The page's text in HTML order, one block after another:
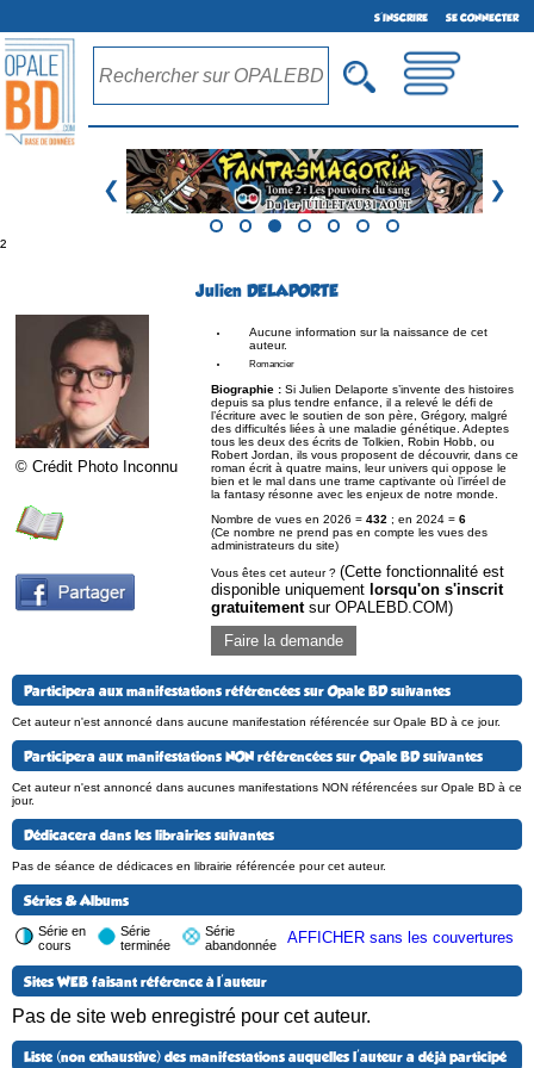
S'INSCRIRE SE CONNECTER
❮ ❯
²
Julien DELAPORTE
© Crédit Photo Inconnu
Aucune information sur la naissance de cet
auteur.
Romancier
Biographie : Si Julien Delaporte s’invente des histoires
depuis sa plus tendre enfance, il a relevé le défi de
l’écriture avec le soutien de son père, Grégory, malgré
des difficultés liées à une maladie génétique. Adeptes
tous les deux des écrits de Tolkien, Robin Hobb, ou
Robert Jordan, ils vous proposent de découvrir, dans ce
roman écrit à quatre mains, leur univers qui oppose le
bien et le mal dans une trame captivante où l’irréel de
la fantasy résonne avec les enjeux de notre monde.
Nombre de vues en 2026 = 432 ; en 2024 = 6
(Ce nombre ne prend pas en compte les vues des
administrateurs du site)
Vous êtes cet auteur ? (Cette fonctionnalité est
disponible uniquement lorsqu'on s'inscrit
gratuitementsur OPALEBD.COM)
Faire la demande
Participera aux manifestations référencées sur Opale BD suivantes
Cet auteur n'est annoncé dans aucune manifestation référencée sur Opale BD à ce jour.
Participera aux manifestations NON référencées sur Opale BD suivantes
Cet auteur n'est annoncé dans aucunes manifestations NON référencées sur Opale BD à ce
jour.
Dédicacera dans les librairies suivantes
Pas de séance de dédicaces en librairie référencée pour cet auteur.
Séries & Albums
Série en
cours
Série
terminée
Série
abandonnée
AFFICHER sans les couvertures
Sites WEB faisant référence à l'auteur
Pas de site web enregistré pour cet auteur.
Liste (non exhaustive) des manifestations auquelles l'auteur a déjà participé